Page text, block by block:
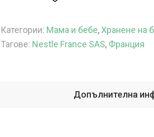
Категории: Мама и бебе, Хранене на
Тагове: Nestle France SAS, Франция
Допълнителна